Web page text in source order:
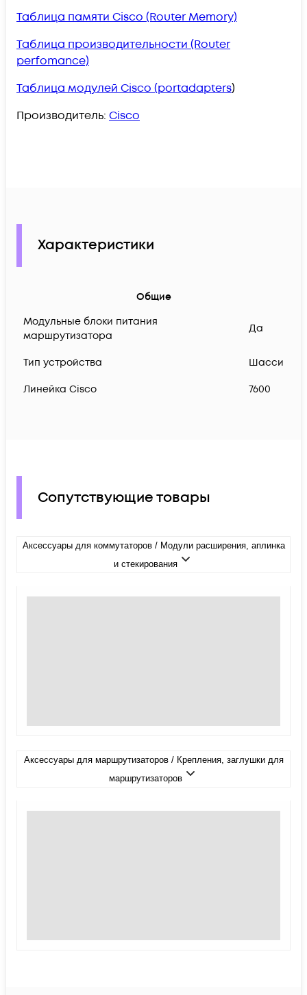
Таблица памяти Cisco (Router Memory)
Таблица производительности (Router
perfomance)
Таблица модулей Cisco (portadapters)
Производитель: Cisco
Характеристики
Общие
Модульные блоки питания
маршрутизатора
Да
Тип устройства Шасси
Линейка Cisco 7600
Сопутствующие товары
Аксессуары для коммутаторов / Модули расширения, аплинка
и стекирования
Аксессуары для маршрутизаторов / Крепления, заглушки для
маршрутизаторов